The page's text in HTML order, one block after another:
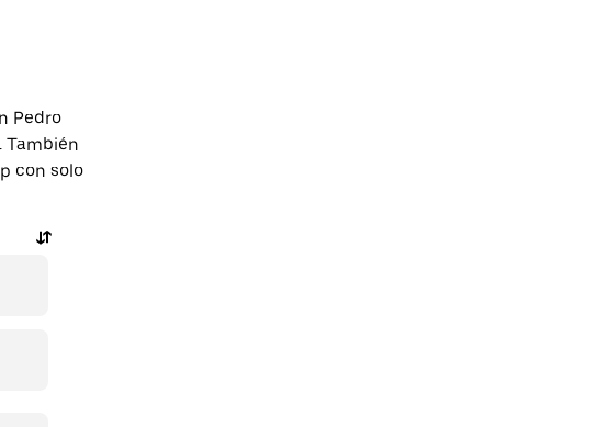
Pedro
También
con solo